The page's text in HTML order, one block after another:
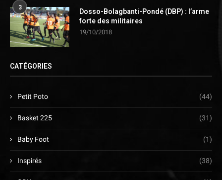
3
Dosso-Bolagbanti-Pondé (DBP) : l’arme
forte des militaires
19/10/2018
CATÉGORIES
Petit Poto (44)
Basket 225 (31)
Baby Foot (1)
Inspirés (38)